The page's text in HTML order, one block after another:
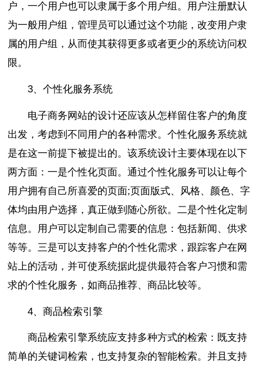
户，一个用户也可以隶属于多个用户组。用户注册默认
为一般用户组，管理员可以通过这个功能，改变用户隶
属的用户组，从而使其获得更多或者更少的系统访问权
限。
3、个性化服务系统
电子商务网站的设计还应该从怎样留住客户的角度
出发，考虑到不同用户的各种需求。个性化服务系统就
是在这一前提下被提出的。该系统设计主要体现在以下
两方面：一是个性化页面。通过个性化服务可以让每个
用户拥有自己所喜爱的页面;页面版式、风格、颜色、字
体均由用户选择，真正做到随心所欲。二是个性化定制
信息。用户可以定制自己需要的信息：包括新闻、供求
等等。三是可以支持客户的个性化需求，跟踪客户在网
站上的活动，并可使系统据此提供最符合客户习惯和需
求的个性化服务，如商品推荐、商品比较等。
4、商品检索引擎
商品检索引擎系统应支持多种方式的检索：既支持
简单的关键词检索，也支持复杂的智能检索。并且支持